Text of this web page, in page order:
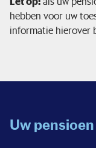
hebben voor uw
informatie hierover
Uw